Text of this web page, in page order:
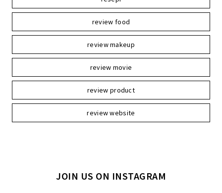
review food
review makeup
review movie
review product
review website
JOIN US ON INSTAGRAM